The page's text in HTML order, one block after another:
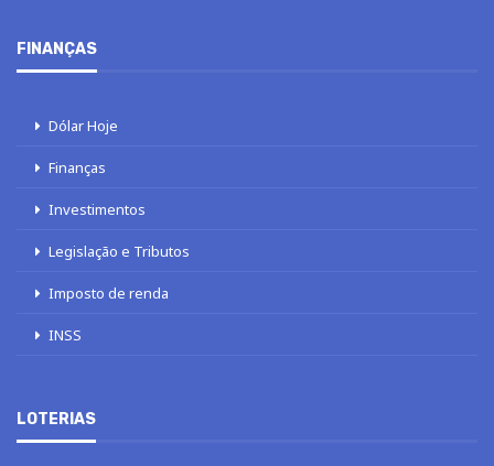
FINANÇAS
Dólar Hoje
Finanças
Investimentos
Legislação e Tributos
Imposto de renda
INSS
LOTERIAS